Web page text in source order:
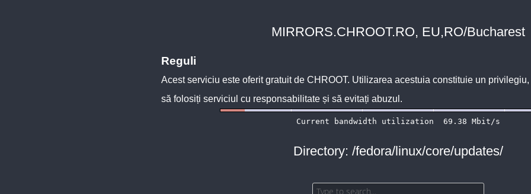
MIRRORS.CHROOT.RO, EU,RO/Bucharest
Reguli
Acest serviciu este oferit gratuit de CHROOT. Utilizarea acestuia constituie un
să folosiți serviciul cu responsabilitate și să evitați abuzul.
Directory: /fedora/linux/core/updates/